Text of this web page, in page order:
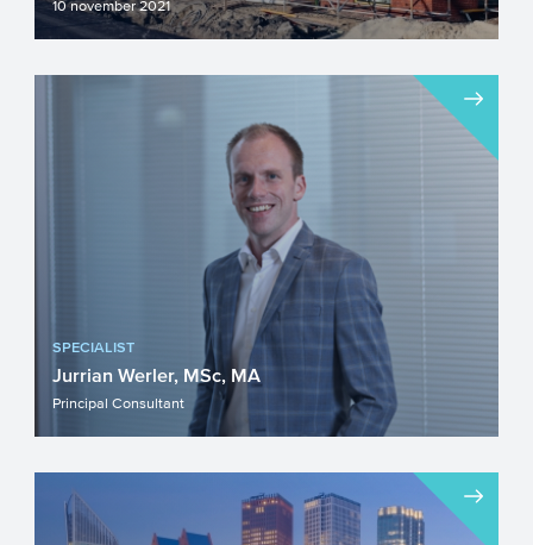
10 november 2021
kabinet meer dan € 1 miljard wil
investeren in woningbouw om ex...
SPECIALIST
Jurrian Werler, MSc, MA
Principal Consultant